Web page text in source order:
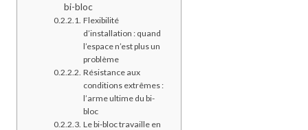
bi-bloc
Flexibilité
d’installation : quand
l’espace n’est plus un
problème
Résistance aux
conditions extrêmes :
l’arme ultime du bi-
bloc
Le bi-bloc travaille en